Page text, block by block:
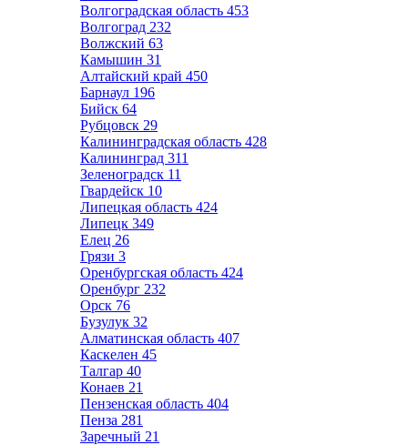
Волгоградская область 453
Волгоград 232
Волжский 63
Камышин 31
Алтайский край 450
Барнаул 196
Бийск 64
Рубцовск 29
Калининградская область 428
Калининград 311
Зеленоградск 11
Гвардейск 10
Липецкая область 424
Липецк 349
Елец 26
Грязи 3
Оренбургская область 424
Оренбург 232
Орск 76
Бузулук 32
Алматинская область 407
Каскелен 45
Талгар 40
Конаев 21
Пензенская область 404
Пенза 281
Заречный 21